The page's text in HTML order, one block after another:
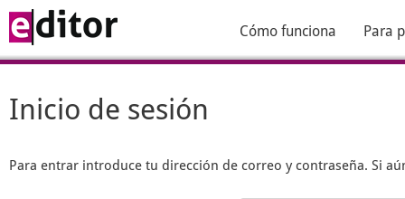
Cómo funciona Para
Inicio de sesión
Para entrar introduce tu dirección de correo y contraseña. Si